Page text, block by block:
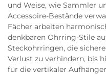
und Weise, wie Sammler
Accessoire-Bestände
Fächer arbeiten
denkbaren Ohrring-Stile
Steckohrringen, die
Verlust zu verhindern, bis
für die vertikaler